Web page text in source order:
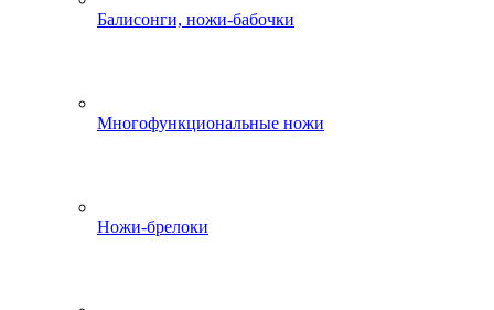
Балисонги, ножи-бабочки
Многофункциональные ножи
Ножи-брелоки